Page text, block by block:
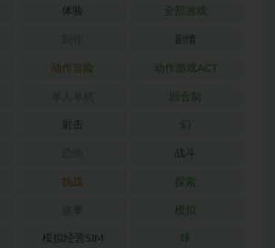
体验 全部游戏
剧情
动作冒险 动作游戏ACT
回合制
射击 幻
战斗
挑战 探索
模拟
模拟经营SIM 球